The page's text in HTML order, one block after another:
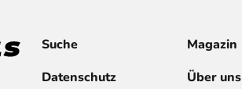
Suche Magazin
Datenschutz
Über uns